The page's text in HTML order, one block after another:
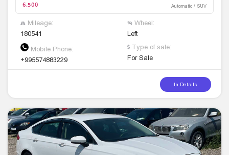
6,500 Automatic / SUV
Mileage:
180541
Wheel:
Left
Mobile Phone:
+995574883229
Type of sale:
For Sale
In Details